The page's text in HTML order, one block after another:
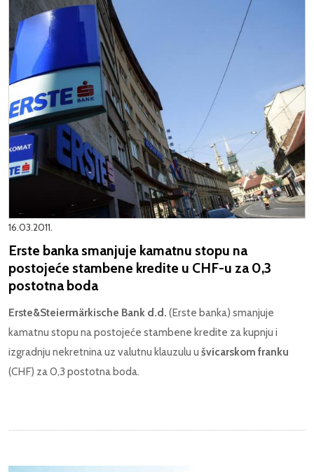
16.03.2011.
Erste banka smanjuje kamatnu stopu na
postojeće stambene kredite u CHF-u za 0,3
postotna boda
Erste&Steiermärkische Bank d.d. (Erste banka) smanjuje
kamatnu stopu na postojeće stambene kredite za kupnju i
izgradnju nekretnina uz valutnu klauzulu u švicarskom franku
(CHF) za 0,3 postotna boda.